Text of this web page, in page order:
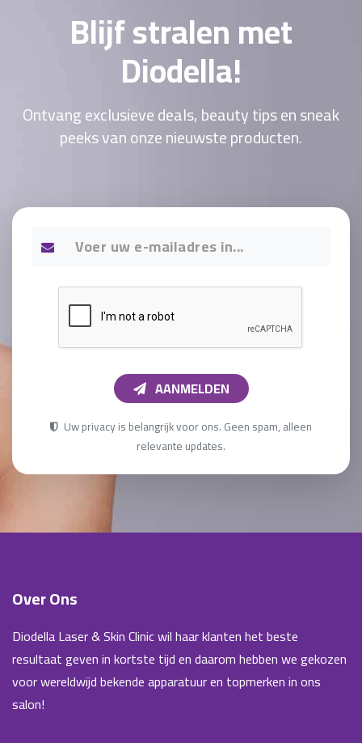
Blijf stralen met
Diodella!
Ontvang exclusieve deals, beauty tips en sneak
peeks van onze nieuwste producten.
AANMELDEN
Uw privacy is belangrijk voor ons. Geen spam, alleen
relevante updates.
Over Ons
Diodella Laser & Skin Clinic wil haar klanten het beste
resultaat geven in kortste tijd en daarom hebben we gekozen
voor wereldwijd bekende apparatuur en topmerken in ons
salon!